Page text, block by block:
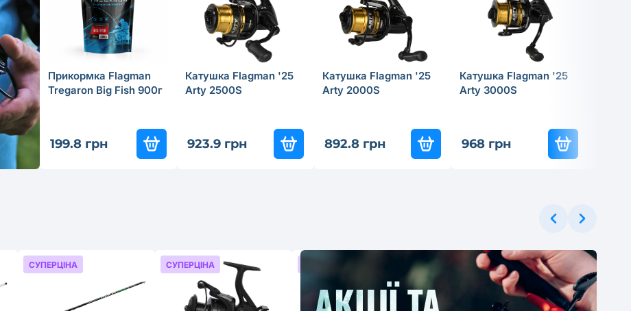
Прикормка Flagman
Tregaron Big Fish 900г
199.8 грн
Катушка Flagman '25
Arty 2500S
923.9 грн
Катушка Flagman '25
Arty 2000S
892.8 грн
Катушка Flagman '25
Arty 3000S
968 грн
СУПЕРЦІНА
СУПЕРЦІНА
СУПЕРЦІНА